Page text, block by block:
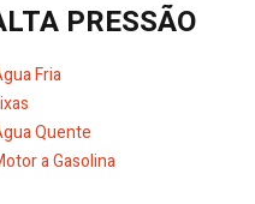
PRESSÃO
Fria
Quente
a Gasolina